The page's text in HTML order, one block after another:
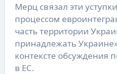
Мерц связал эти
процессом
часть территории
принадлежать
контексте обсуждения
в ЕС.